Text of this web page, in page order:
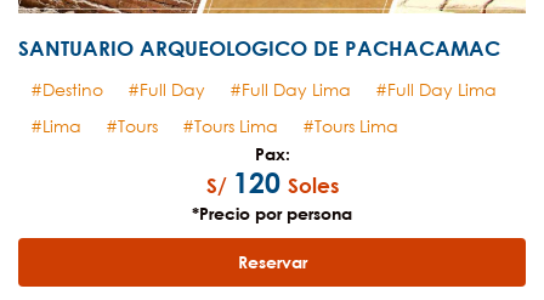
SANTUARIO ARQUEOLOGICO DE PACHACAMAC
Destino Full Day Full Day Lima
Full Day Lima
Lima
Tours Tours Lima
Tours Lima
Pax:
S/ 120 Soles
*Precio por persona
Reservar